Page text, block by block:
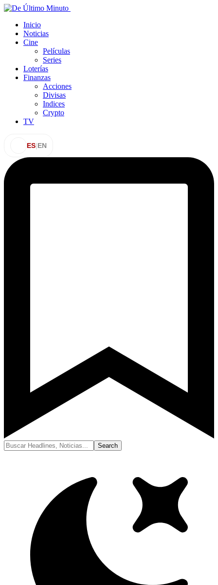
Inicio
Noticias
Cine
Películas
Series
Loterías
Finanzas
Acciones
Divisas
Indices
Crypto
TV
ES|EN